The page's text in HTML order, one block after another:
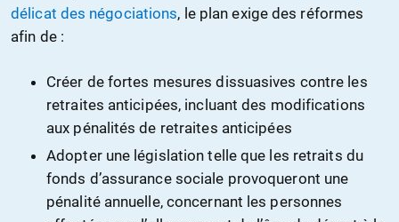
délicat des négociations, le plan exige des réformes
afin de :
Créer de fortes mesures dissuasives contre les
retraites anticipées, incluant des modifications
aux pénalités de retraites anticipées
Adopter une législation telle que les retraits du
fonds d’assurance sociale provoqueront une
pénalité annuelle, concernant les personnes